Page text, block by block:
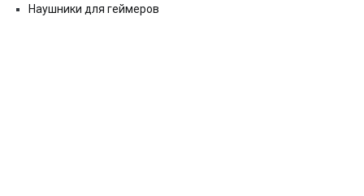
Наушники для геймеров